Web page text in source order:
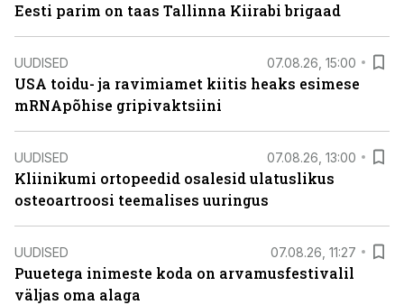
Eesti parim on taas Tallinna Kiirabi brigaad
UUDISED 07.08.26, 15:00
USA toidu- ja ravimiamet kiitis heaks esimese
mRNApõhise gripivaktsiini
UUDISED 07.08.26, 13:00
Kliinikumi ortopeedid osalesid ulatuslikus
osteoartroosi teemalises uuringus
UUDISED 07.08.26, 11:27
Puuetega inimeste koda on arvamusfestivalil
väljas oma alaga